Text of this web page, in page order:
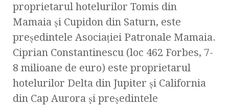
proprietarul hotelurilor Tomis din
Mamaia şi Cupidon din Saturn, este
preşedintele Asociaţiei Patronale Mamaia.
Ciprian Constantinescu (loc 462 Forbes, 7-
8 milioane de euro) este proprietarul
hotelurilor Delta din Jupiter şi California
din Cap Aurora şi preşedintele